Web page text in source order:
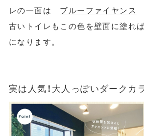
レの一面は ブルーファイヤンス
古いトイレもこの色を壁面に塗れ
になります。
実は人気！大人っぽいダークカ